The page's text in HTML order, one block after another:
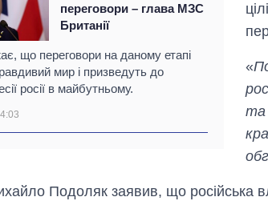
переговори – глава МЗС
Британії
що переговори на даному етапі
мир і призведуть до
росії в майбутньому.
«
та
Подоляк заявив, що російська